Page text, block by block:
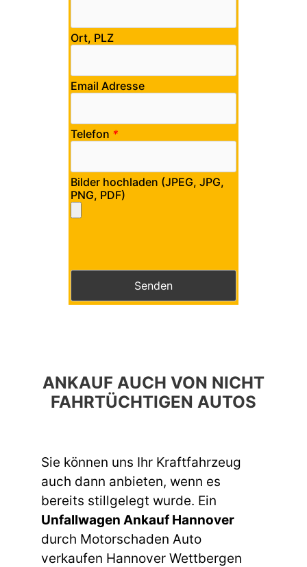
Ort, PLZ
Email Adresse
Telefon *
Bilder hochladen (JPEG, JPG,
PNG, PDF)
Bitte lasse dieses Feld leer.
ANKAUF AUCH VON NICHT
FAHRTÜCHTIGEN AUTOS
Sie können uns Ihr Kraftfahrzeug
auch dann anbieten, wenn es
bereits stillgelegt wurde. Ein
Unfallwagen Ankauf Hannover
durch Motorschaden Auto
verkaufen Hannover Wettbergen